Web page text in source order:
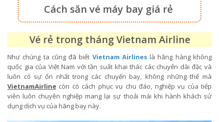
Cách săn vé máy bay giá rẻ
Vé rẻ trong tháng Vietnam Airline
Như chúng ta cũng đã biết Vietnam Airlineslà hãng hàng không
quốc gia của Việt Nam với tần suất khai thác các chuyến dài đặc và
luôn có sự ổn nhất trong các chuyến bay, không những thế mà
VietnamAirline còn có cách phục vụ chu đáo, nghiệp vụ của tiếp
viên luôn chuyên nghiệp mang lại sự thoải mái khi hành khách sử
dụng dịch vụ của hãng bay này.